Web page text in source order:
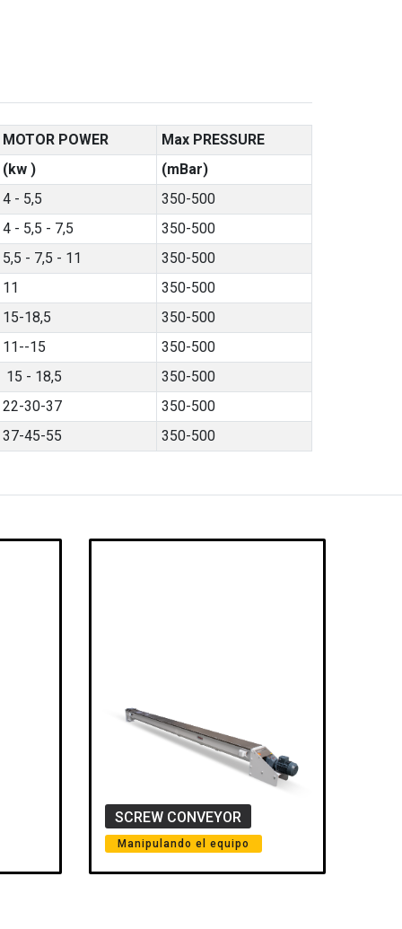
MOTOR POWER
Max PRESSURE
(kw )
(mBar)
4 - 5,5
350-500
4 - 5,5 - 7,5
350-500
5,5 - 7,5 - 11
350-500
11
350-500
15-18,5
350-500
11--15
350-500
15 - 18,5
350-500
22-30-37
350-500
37-45-55 350-500
SCREW CONVEYOR
Manipulando el equipo